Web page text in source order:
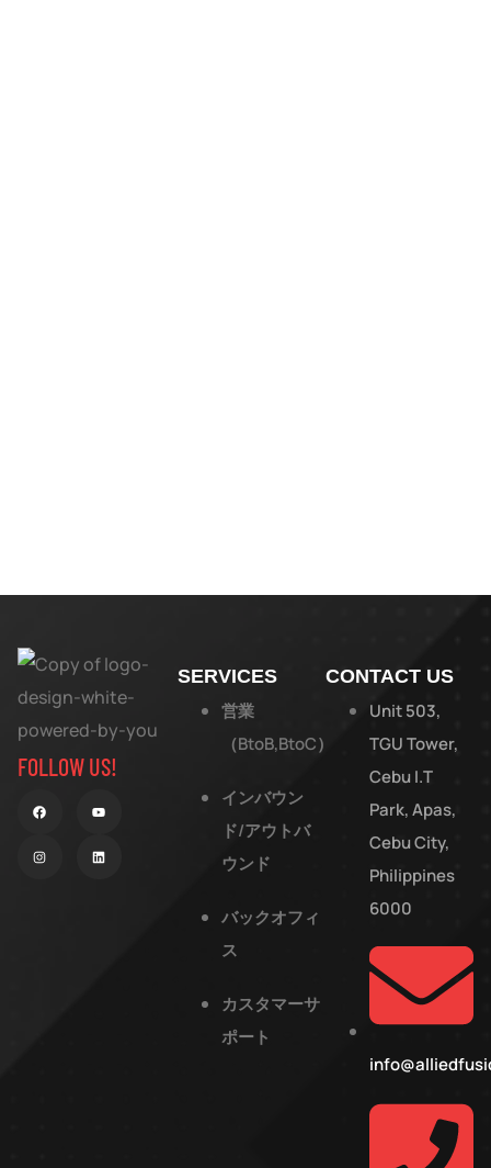
FOLLOW US!
SERVICES
営業
（BtoB,BtoC）
インバウン
ド/アウトバ
ウンド
バックオフィ
ス
カスタマーサ
ポート
CONTACT US
Unit 503,
TGU Tower,
Cebu I.T
Park, Apas,
Cebu City,
Philippines
6000